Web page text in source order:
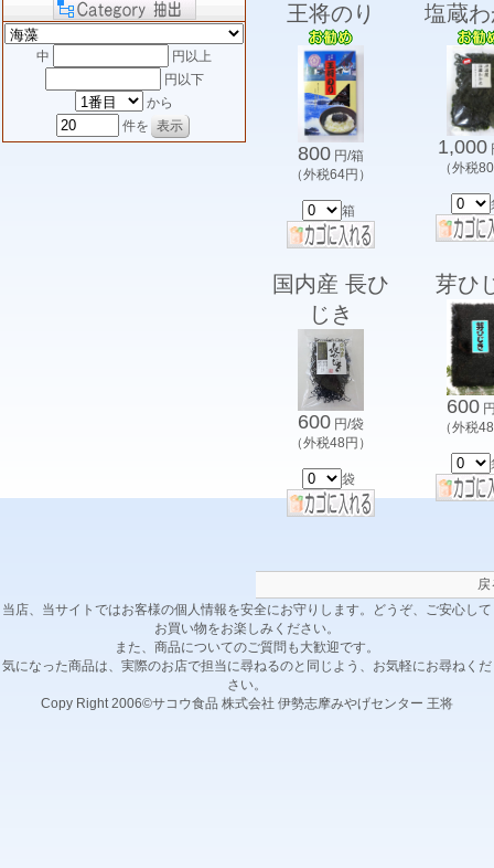
中
円以上
円以下
から
件を
王将のり
800 円/箱
（外税64円）
箱
塩蔵
1,000
（外税
国内産 長ひ
じき
600 円/袋
（外税48円）
袋
芽ひ
600
（外税
戻
当店、当サイトではお客様の個人情報を安全にお守りします。どうぞ、ご安心して
お買い物をお楽しみください。
また、商品についてのご質問も大歓迎です。
気になった商品は、実際のお店で担当に尋ねるのと同じよう、お気軽にお尋ねくだ
さい。
Copy Right 2006©サコウ食品 株式会社 伊勢志摩みやげセンター 王将